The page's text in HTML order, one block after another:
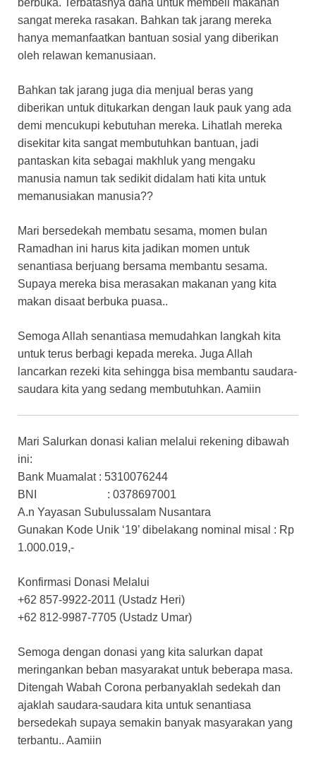
sangat mereka rasakan. Bahkan tak jarang mereka
hanya memanfaatkan bantuan sosial yang diberikan
oleh relawan kemanusiaan.
Bahkan tak jarang juga dia menjual beras yang
diberikan untuk ditukarkan dengan lauk pauk yang ada
demi mencukupi kebutuhan mereka. Lihatlah mereka
disekitar kita sangat membutuhkan bantuan, jadi
pantaskan kita sebagai makhluk yang mengaku
manusia namun tak sedikit didalam hati kita untuk
memanusiakan manusia??
Mari bersedekah membatu sesama, momen bulan
Ramadhan ini harus kita jadikan momen untuk
senantiasa berjuang bersama membantu sesama.
Supaya mereka bisa merasakan makanan yang kita
makan disaat berbuka puasa..
Semoga Allah senantiasa memudahkan langkah kita
untuk terus berbagi kepada mereka. Juga Allah
lancarkan rezeki kita sehingga bisa membantu saudara-
saudara kita yang sedang membutuhkan. Aamiin
Mari Salurkan donasi kalian melalui rekening dibawah
ini:
Bank Muamalat : 5310076244
BNI : 0378697001
A.n Yayasan Subulussalam Nusantara
Gunakan Kode Unik ‘19’ dibelakang nominal misal : Rp
1.000.019,-
Konfirmasi Donasi Melalui
+62 857-9922-2011 (Ustadz Heri)
+62 812-9987-7705 (Ustadz Umar)
Semoga dengan donasi yang kita salurkan dapat
meringankan beban masyarakat untuk beberapa masa.
Ditengah Wabah Corona perbanyaklah sedekah dan
ajaklah saudara-saudara kita untuk senantiasa
bersedekah supaya semakin banyak masyarakan yang
terbantu.. Aamiin